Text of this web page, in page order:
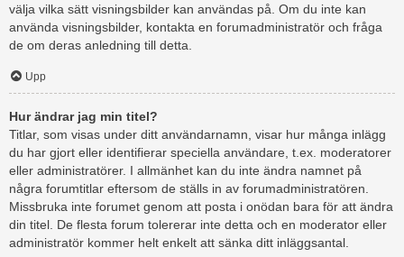
välja vilka sätt visningsbilder kan användas på. Om du inte kan
använda visningsbilder, kontakta en forumadministratör och fråga
de om deras anledning till detta.
Upp
Hur ändrar jag min titel?
Titlar, som visas under ditt användarnamn, visar hur många inlägg
du har gjort eller identifierar speciella användare, t.ex. moderatorer
eller administratörer. I allmänhet kan du inte ändra namnet på
några forumtitlar eftersom de ställs in av forumadministratören.
Missbruka inte forumet genom att posta i onödan bara för att ändra
din titel. De flesta forum tolererar inte detta och en moderator eller
administratör kommer helt enkelt att sänka ditt inläggsantal.